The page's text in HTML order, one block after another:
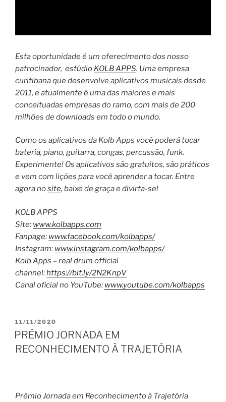
Esta oportunidade é um oferecimento dos nosso
patrocinador, estúdio KOLB APPS. Uma empresa
curitibana que desenvolve aplicativos musicais desde
2011, e atualmente é uma das maiores e mais
conceituadas empresas do ramo, com mais de 200
milhões de downloads em todo o mundo.
Como os aplicativos da Kolb Apps você poderá tocar
bateria, piano, guitarra, congas, percussão, funk.
Experimente! Os aplicativos são gratuitos, são práticos
e vem com lições para você aprender a tocar. Entre
agora nosite, baixe de graça e divirta-se!
KOLB APPS
Site: www.kolbapps.com
Fanpage: www.facebook.com/kolbapps/
Instagram: www.instagram.com/kolbapps/
Kolb Apps – real drum official
channel:https://bit.ly/2N2KnpV
Canal oficial no YouTube: www.youtube.com/kolbapps
PUBLICADO
EM
11/11/2020
PRÊMIO JORNADA EM
RECONHECIMENTO À TRAJETÓRIA
Prêmio Jornada em Reconhecimento à Trajetória